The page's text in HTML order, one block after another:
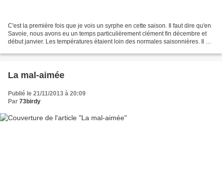
C'est la première fois que je vois un syrphe en cette saison. Il faut dire qu'en
Savoie, nous avons eu un temps particulièrement clément fin décembre et
début janvier. Les températures étaient loin des normales saisonnières. Il est
La mal-aimée
Publié le 21/11/2013 à 20:09
Par 73birdy